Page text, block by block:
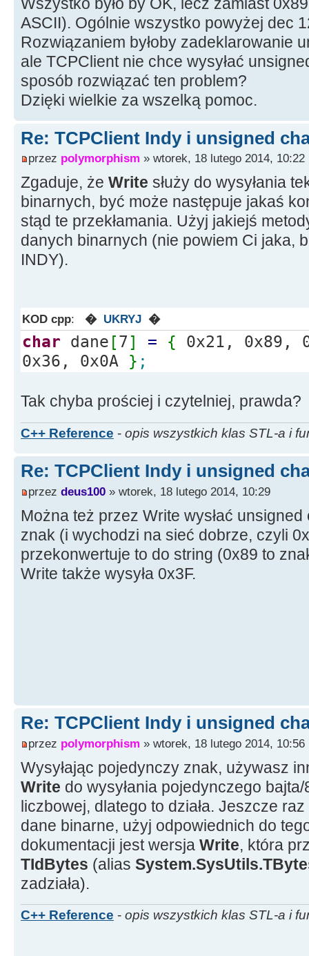
IdTCPClient1->Socket->Write(
ASCII). Ogólnie wszystko powyżej dec
Rozwiązaniem byłoby zadeklarowanie
ale TCPClient nie chce wysyłać
sposób rozwiązać ten problem?
Dzięki wielkie za wszelką pomoc.
Re: TCPClient Indy i unsigned
przez polymorphism » wtorek, 18 lutego 2014, 10:22
Zgaduje, że Write służy do wysyłania
binarnych, być może następuje jakaś
stąd te przekłamania. Użyj jakiejś
danych binarnych (nie powiem Ci jaka,
INDY).
KOD cpp: � UKRYJ �
char dane [7] = { 0x21, 0x89,
0x36, 0x0A } ;
Tak chyba prościej i czytelniej, prawda?
C++ Reference - opis wszystkich klas STL-a i
Re: TCPClient Indy i unsigned
przez deus100 » wtorek, 18 lutego 2014, 10:29
Można też przez Write wysłać
znak (i wychodzi na sieć dobrze, czyli
przekonwertuje to do string (0x89 to
Write także wysyła 0x3F.
Re: TCPClient Indy i unsigned
przez polymorphism » wtorek, 18 lutego 2014, 10:56
Wysyłając pojedynczy znak, używasz
Write do wysyłania pojedynczego
liczbowej, dlatego to działa. Jeszcze
dane binarne, użyj odpowiednich do
dokumentacji jest wersja Write, która
TIdBytes (alias
zadziała).
C++ Reference - opis wszystkich klas STL-a i